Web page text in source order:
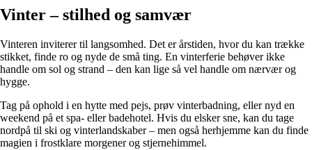
Vinter – stilhed og samvær
Vinteren inviterer til langsomhed. Det er årstiden, hvor du kan trække
stikket, finde ro og nyde de små ting. En vinterferie behøver ikke
handle om sol og strand – den kan lige så vel handle om nærvær og
hygge.
Tag på ophold i en hytte med pejs, prøv vinterbadning, eller nyd en
weekend på et spa- eller badehotel. Hvis du elsker sne, kan du tage
nordpå til ski og vinterlandskaber – men også herhjemme kan du finde
magien i frostklare morgener og stjernehimmel.